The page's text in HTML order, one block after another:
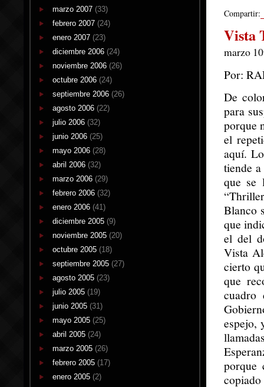
marzo 2007 (33)
febrero 2007 (24)
enero 2007 (23)
diciembre 2006 (24)
noviembre 2006 (26)
octubre 2006 (24)
septiembre 2006 (26)
agosto 2006 (22)
julio 2006 (32)
junio 2006 (25)
mayo 2006 (28)
abril 2006 (32)
marzo 2006 (29)
febrero 2006 (32)
enero 2006 (41)
diciembre 2005 (9)
noviembre 2005 (20)
octubre 2005 (18)
septiembre 2005 (27)
agosto 2005 (23)
julio 2005 (19)
junio 2005 (31)
mayo 2005 (25)
abril 2005 (24)
marzo 2005 (26)
febrero 2005 (17)
enero 2005 (2)
Compartir:
Vista
marzo
Por:
De
para
porque
el
aquí.
tiende
que se
Blanco
que
el del
Vista
cierto
que
cuadro
espejo,
porque